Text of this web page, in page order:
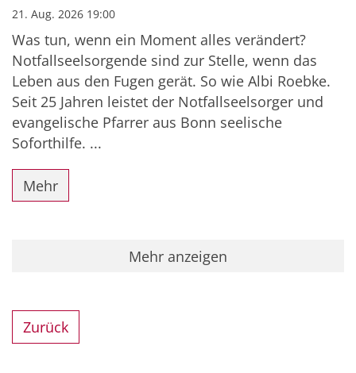
21. Aug. 2026 19:00
Was tun, wenn ein Moment alles verändert?
Notfallseelsorgende sind zur Stelle, wenn das
Leben aus den Fugen gerät. So wie Albi Roebke.
Seit 25 Jahren leistet der Notfallseelsorger und
evangelische Pfarrer aus Bonn seelische
Soforthilfe. ...
Mehr
Mehr anzeigen
Zurück